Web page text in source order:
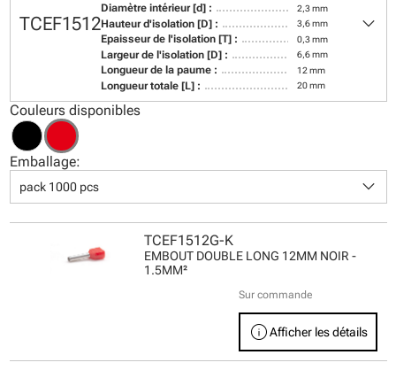
TCEF1512
Diamètre intérieur [d] : 2,3 mm
Hauteur d'isolation [D] : 3,6 mm
Epaisseur de l'isolation [T] : 0,3 mm
Largeur de l'isolation [D] : 6,6 mm
Longueur de la paume : 12 mm
Longueur totale [L] : 20 mm
keyboard_arrow_down
Couleurs disponibles
Emballage:
pack 1000 pcs keyboard_arrow_down
TCEF1512G-K
EMBOUT DOUBLE LONG 12MM NOIR -
1.5MM²
Sur commande
infoAfficher les détails